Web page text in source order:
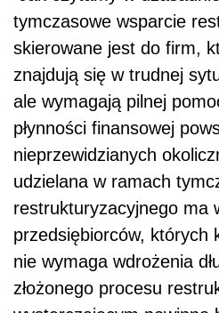
tymczasowe wsparcie
skierowane jest do firm,
znajdują się w trudnej
ale wymagają pilnej
płynności finansowej
nieprzewidzianych
udzielana w ramach
restrukturyzacyjnego ma
przedsiębiorców, których
nie wymaga wdrożenia
złożonego procesu